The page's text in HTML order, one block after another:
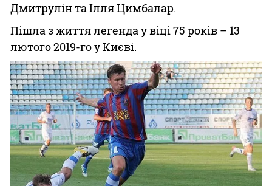
Дмитрулін та Ілля Цимбалар.
Пішла з життя легенда у віці 75 років – 13
лютого 2019-го у Києві.